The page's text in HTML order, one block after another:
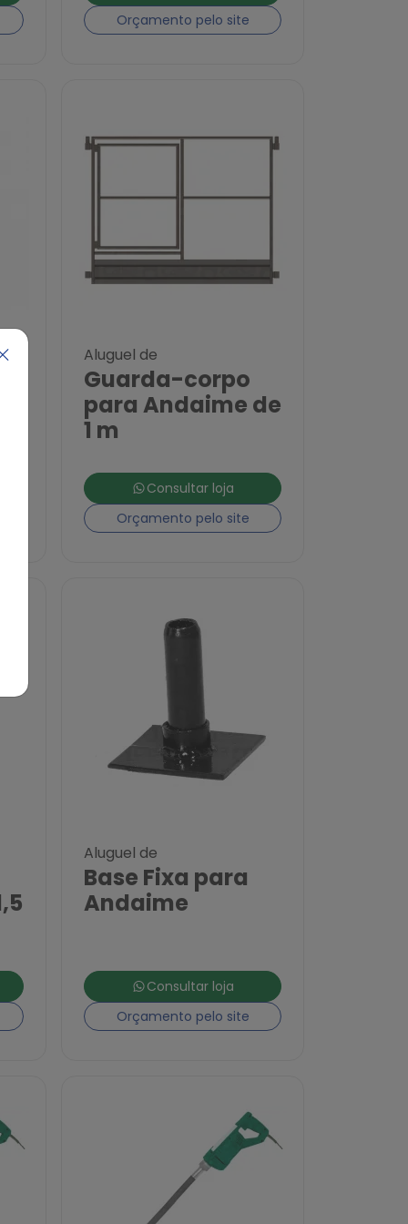
Orçamento pelo site
Aluguel de
Guarda-corpo
para Andaime de
1 m
Consultar loja
Orçamento pelo site
Aluguel de
Base Fixa para
Andaime
Consultar loja
Orçamento pelo site